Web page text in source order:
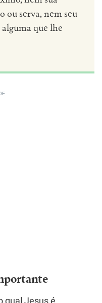
ou serva, nem seu
que lhe
qual Jesus é